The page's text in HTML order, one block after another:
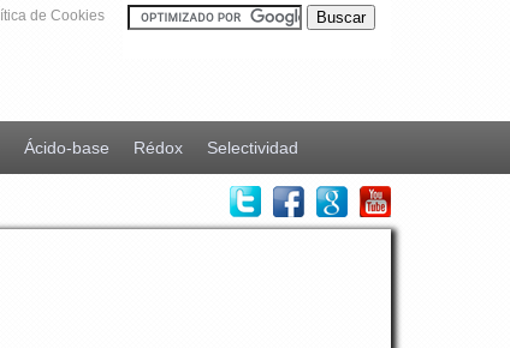
de Cookies
Ácido-base Rédox Selectividad